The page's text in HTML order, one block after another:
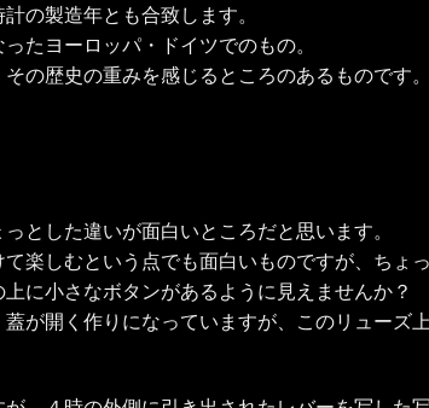
の製造年とも合致します。
たヨーロッパ・ドイツでのもの。
の歴史の重みを感じるところのあるものです。
とした違いが面白いところだと思います。
楽しむという点でも面白いものですが、ちょ
に小さなボタンがあるように見えませんか？
が開く作りになっていますが、このリューズ